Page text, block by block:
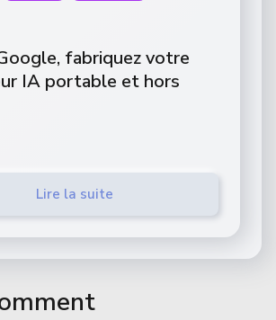
fabriquez votre
IA portable et hors
Lire la suite